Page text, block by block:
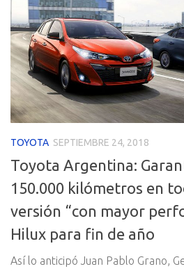
TOYOTA SEPTIEMBRE 24, 2018
Toyota Argentina:
150.000 kilómetros en
versión “con mayor
Hilux para fin de año
Así lo anticipó Juan Pablo Grano,